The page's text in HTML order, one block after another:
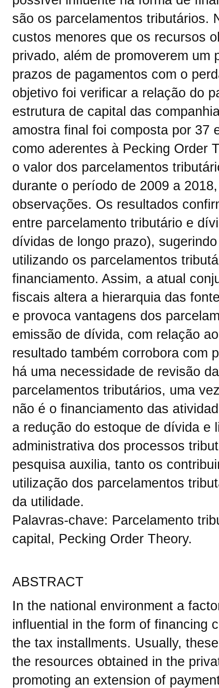
são os parcelamentos tributários.
custos menores que os recursos
privado, além de promoverem um
prazos de pagamentos com o
objetivo foi verificar a relação do
estrutura de capital das
amostra final foi composta por 37
como aderentes à Pecking Order
o valor dos parcelamentos
durante o período de 2009 a
observações. Os resultados
entre parcelamento tributário e
dívidas de longo prazo),
utilizando os parcelamentos
financiamento. Assim, a atual
fiscais altera a hierarquia das
e provoca vantagens dos
emissão de dívida, com relação
resultado também corrobora com
há uma necessidade de revisão
parcelamentos tributários, uma
não é o financiamento das
a redução do estoque de dívida e
administrativa dos processos
pesquisa auxilia, tanto os
utilização dos parcelamentos
da utilidade.
Palavras-chave: Parcelamento
capital, Pecking Order Theory.
ABSTRACT
In the national environment a
influential in the form of financing
the tax installments. Usually,
the resources obtained in the
promoting an extension of